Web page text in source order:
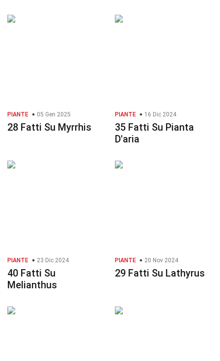
PIANTE 05 Gen 2025
28 Fatti Su Myrrhis
PIANTE 16 Dic 2024
35 Fatti Su Pianta
D'aria
PIANTE 23 Dic 2024
40 Fatti Su
Melianthus
PIANTE 20 Nov 2024
29 Fatti Su Lathyrus